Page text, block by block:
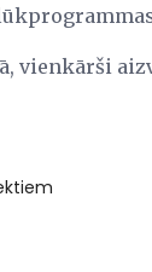
vienkārši